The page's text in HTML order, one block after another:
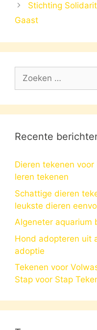
Stichting
Gaast
Zoek
Recente
Dieren tekenen
leren tekenen
Schattige dieren
leukste dieren
Algeneter aquarium
Hond adopteren uit
adoptie
Tekenen voor
Stap voor Stap